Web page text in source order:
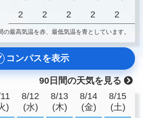
2 2 2 2 2
最高気温を赤、最低気温を青としています。
コンパスを表示
90日間の天気を見る
)
8/12
(水)
8/13
(木)
8/14
(金)
8/15
(土)